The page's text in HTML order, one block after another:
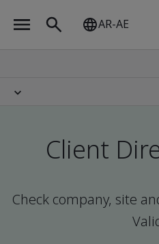
AR-AE
Client
Check company, site